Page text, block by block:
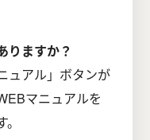
りますか？
ュアル」ボタンが
マニュアルを